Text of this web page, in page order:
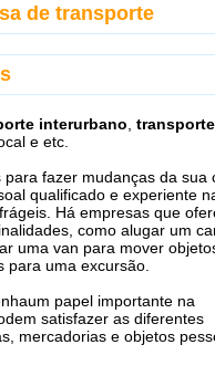
de transporte
interurbano transporte
e etc.
fazer mudanças da sua
qualificado e experiente
Há empresas que
como alugar um
uma van para mover
para uma excursão.
papel importante na
satisfazer as diferentes
mercadorias e objetos